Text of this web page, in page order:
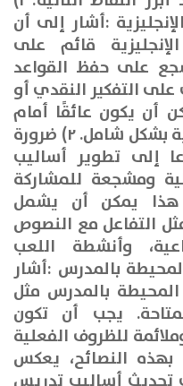
:أشار إلى أن
قائم على
على حفظ القواعد
التفكير النقدي أو
أن يكون عائقًا أمام
بشكل شامل. ٢) ضرورة
إلى تطوير أساليب
ومشجعة للمشاركة
هذا يمكن أن يشمل
التفاعل مع النصوص
وأنشطة اللعب
:أشار
بالمدرس مثل
يجب أن تكون
للظروف الفعلية
بهذه النصائح، يعكس